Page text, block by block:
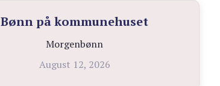
Bønn på kommunehuset
Morgenbønn
August 12, 2026